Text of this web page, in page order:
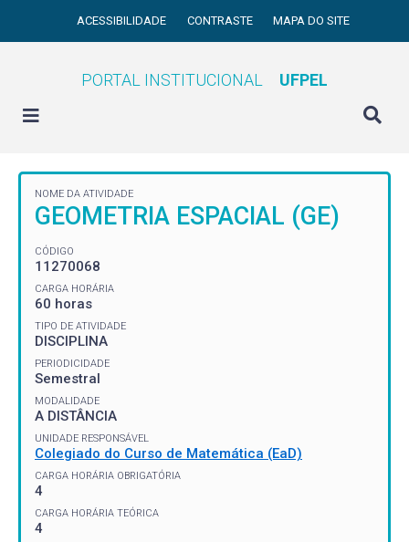
ACESSIBILIDADE CONTRASTE MAPA DO SITE
PORTAL INSTITUCIONAL UFPEL
NOME DA ATIVIDADE
GEOMETRIA ESPACIAL (GE)
CÓDIGO
11270068
CARGA HORÁRIA
60 horas
TIPO DE ATIVIDADE
DISCIPLINA
PERIODICIDADE
Semestral
MODALIDADE
A DISTÂNCIA
UNIDADE RESPONSÁVEL
Colegiado do Curso de Matemática (EaD)
CARGA HORÁRIA OBRIGATÓRIA
4
CARGA HORÁRIA TEÓRICA
4